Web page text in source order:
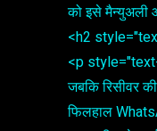
को इसे मैन्युअली
<h2
<p style="text-
जबकि रिसीवर
फिलहाल